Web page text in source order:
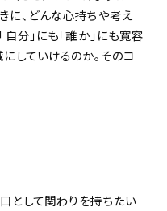
に、どんな心持ちや考え
自分」にも「誰か」にも寛容
していけるのか。そのコ
として関わりを持ちたい